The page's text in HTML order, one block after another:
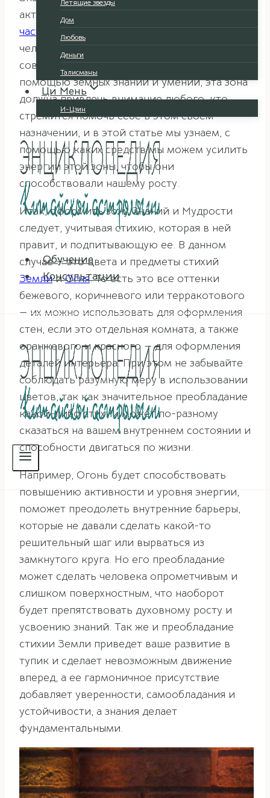
Летящие звезды
Дом
Любовь
Деньги
Талисманы
Ци Мень
И-Цзин
Обучение
Консультации
активировать мы рассмотрели в
части статьи
человек приходит в этот мир, чтобы
совершенствоваться и расти, духовно и с
помощью земных знаний и умений, эта зона
должна привлечь внимание любого, кто
стремится помочь себе в этом своем
назначении, и в этой статье мы узнаем, с
помощью каких средств мы можем усилить
энергии этой зоны, чтобы они
способствовали нашему росту.
Итак, оформить зону Знаний и Мудрости
следует, учитывая стихию, которая в ней
правит, и подпитывающую ее. В данном
случае — это цвета и предметы стихий
ЗемлииОгня. То есть это все оттенки
бежевого, коричневого или терракотового
— их можно использовать для оформления
стен, если это отдельная комната, а также
оранжевого и красного — для оформления
деталей интерьера. При этом не забывайте
соблюдать разумную меру в использовании
цветов, так как значительное преобладание
какой-либо стихии может по-разному
сказаться на вашем внутреннем состоянии и
способности двигаться по жизни.
Например, Огонь будет способствовать
повышению активности и уровня энергии,
поможет преодолеть внутренние барьеры,
которые не давали сделать какой-то
решительный шаг или вырваться из
замкнутого круга. Но его преобладание
может сделать человека опрометчивым и
слишком поверхностным, что наоборот
будет препятствовать духовному росту и
усвоению знаний. Так же и преобладание
стихии Земли приведет ваше развитие в
тупик и сделает невозможным движение
вперед, а ее гармоничное присутствие
добавляет уверенности, самообладания и
устойчивости, а знания делает
фундаментальными.